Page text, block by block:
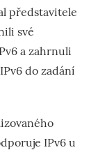
představitele
své
a zahrnuli
do zadání
IPv6 u